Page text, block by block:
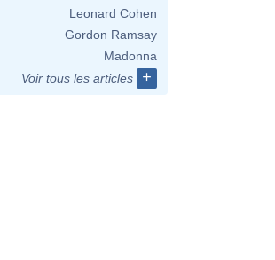
Leonard Cohen
Gordon Ramsay
Madonna
Voir tous les articles
+